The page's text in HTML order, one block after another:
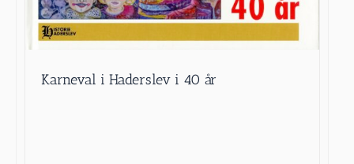
Karneval i Haderslev i 40 år